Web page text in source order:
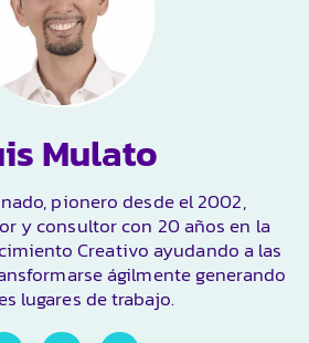
Mulato
pionero desde el 2002,
y consultor con 20 años en la
Creativo ayudando a las
ágilmente generando
lugares de trabajo.